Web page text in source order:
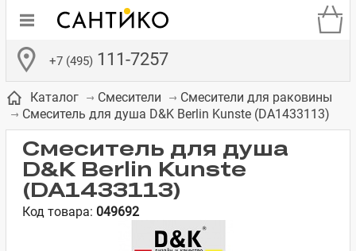
+7 (495) 111-7257
Бачки для
унитазов
Сиденья для
унитазов
Смесители для
встраиваемых
Зеркало-шкаф
Полки в ванную
Каталог Смесители
Смесители для раковины
Смеситель для душа D&K Berlin Kunste (DA1433113)
Смеситель для душа
D&K Berlin Kunste
(DA1433113)
Код товара: 049692